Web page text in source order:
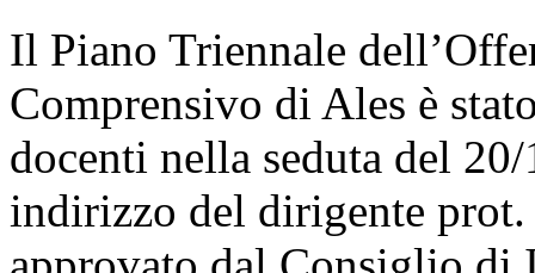
Il Piano Triennale
Comprensivo di Ales è
docenti nella seduta del
indirizzo del dirigente